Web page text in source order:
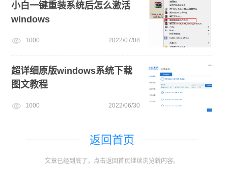
小白一键重装系统后怎么激活
windows
1000 2022/07/08
超详细原版windows系统下载
图文教程
1000 2022/06/30
返回首页
文章已经到底了，点击返回首页继续浏览新内容。